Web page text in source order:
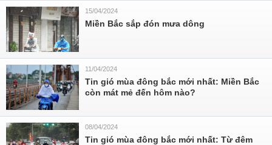
15/04/2024
Miền Bắc sắp đón mưa dông
11/04/2024
Tin gió mùa đông bắc mới nhất: Miền Bắc
còn mát mẻ đến hôm nào?
08/04/2024
Tin gió mùa đông bắc mới nhất: Từ đêm